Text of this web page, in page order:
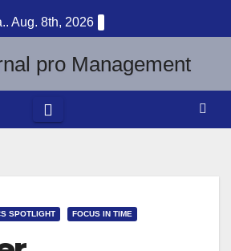
Aug. 8th, 2026
SPOTLIGHT FOCUS IN TIME